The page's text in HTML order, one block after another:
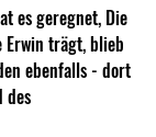
es geregnet, Die
Erwin trägt, blieb
ebenfalls - dort
des